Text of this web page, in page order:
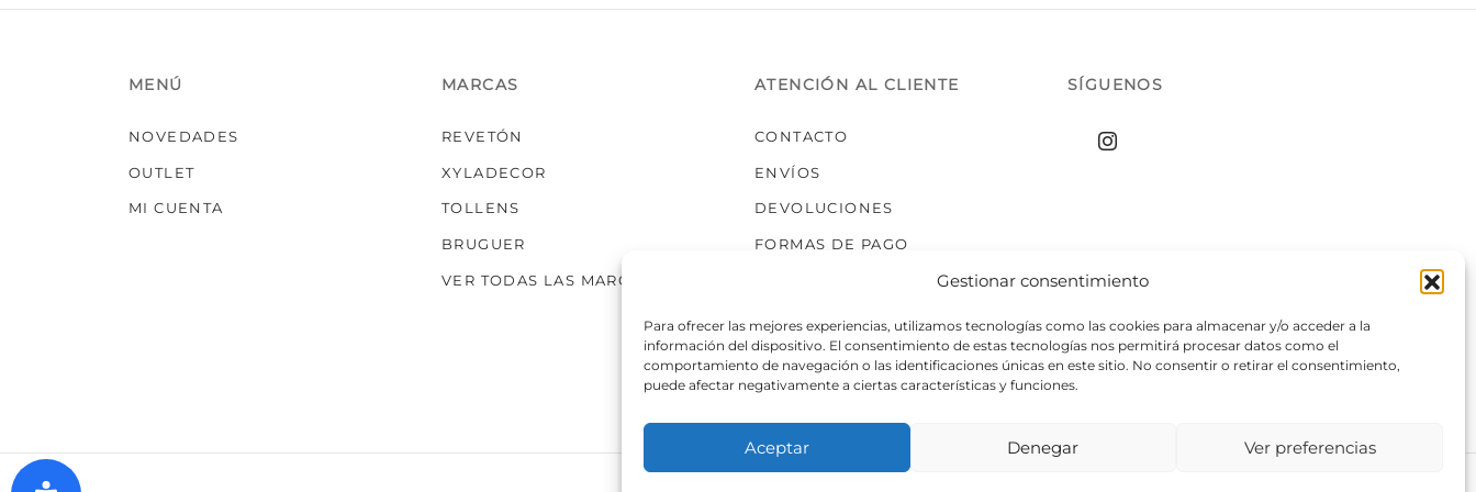
Gestionar consentimiento
Para ofrecer las mejores experiencias, utilizamos tecnologías como las cookies para almacenar y/o acceder a la
información del dispositivo. El consentimiento de estas tecnologías nos permitirá procesar datos como el
comportamiento de navegación o las identificaciones únicas en este sitio. No consentir o retirar el consentimiento,
puede afectar negativamente a ciertas características y funciones.
Aceptar Denegar Ver preferencias
MENÚ
NOVEDADES
OUTLET
MI CUENTA
MARCAS
REVETÓN
XYLADECOR
TOLLENS
BRUGUER
VER TODAS LAS MARCAS
ATENCIÓN AL CLIENTE
CONTACTO
ENVÍOS
DEVOLUCIONES
FORMAS DE PAGO
SÍGUENOS